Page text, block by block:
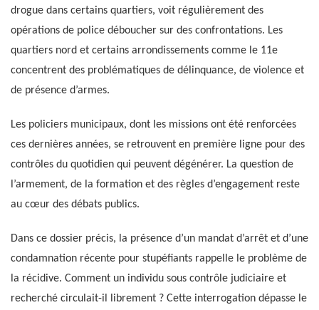
drogue dans certains quartiers, voit régulièrement des
opérations de police déboucher sur des confrontations. Les
quartiers nord et certains arrondissements comme le 11e
concentrent des problématiques de délinquance, de violence et
de présence d’armes.
Les policiers municipaux, dont les missions ont été renforcées
ces dernières années, se retrouvent en première ligne pour des
contrôles du quotidien qui peuvent dégénérer. La question de
l’armement, de la formation et des règles d’engagement reste
au cœur des débats publics.
Dans ce dossier précis, la présence d’un mandat d’arrêt et d’une
condamnation récente pour stupéfiants rappelle le problème de
la récidive. Comment un individu sous contrôle judiciaire et
recherché circulait-il librement ? Cette interrogation dépasse le